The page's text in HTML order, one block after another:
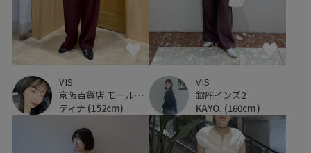
VIS
京阪百貨店 モール京橋店
ティナ (152cm)
VIS
銀座インズ2
KAYO. (160cm)